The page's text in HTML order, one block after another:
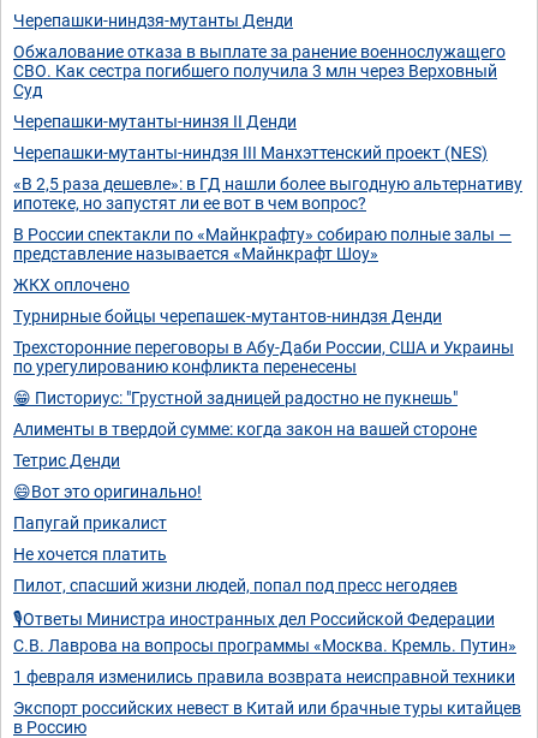
Черепашки-ниндзя-мутанты Денди
Обжалование отказа в выплате за ранение военнослужащего
СВО. Как сестра погибшего получила 3 млн через Верховный
Суд
Черепашки-мутанты-нинзя II Денди
Черепашки-мутанты-ниндзя III Манхэттенский проект (NES)
«В 2,5 раза дешевле»: в ГД нашли более выгодную альтернативу
ипотеке, но запустят ли ее вот в чем вопрос?
В России спектакли по «Майнкрафту» собираю полные залы —
представление называется «Майнкрафт Шоу»
ЖКХ оплочено
Турнирные бойцы черепашек-мутантов-ниндзя Денди
Трехсторонние переговоры в Абу-Даби России, США и Украины
по урегулированию конфликта перенесены
😁 Писториус: "Грустной задницей радостно не пукнешь"
Алименты в твердой сумме: когда закон на вашей стороне
Тетрис Денди
😄Вот это оригинально!
Папугай прикалист
Не хочется платить
Пилот, спасший жизни людей, попал под пресс негодяев
🎙Ответы Министра иностранных дел Российской Федерации
С.В. Лаврова на вопросы программы «Москва. Кремль. Путин»
1 февраля изменились правила возврата неисправной техники
Экспорт российских невест в Китай или брачные туры китайцев
в Россию